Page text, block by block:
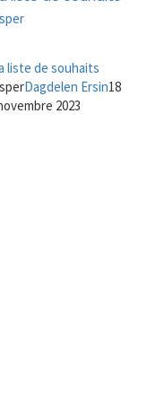
liste de souhaits
Dagdelen Ersin18
2023